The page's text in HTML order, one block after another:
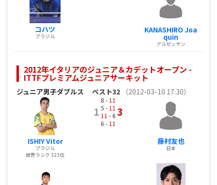
コハツ
ブラジル
KANASHIRO Joa
quin
アルゼンチン
2012年イタリアのジュニア＆カデットオープン -
ITTFプレミアムジュニアサーキット
ジュニア男子ダブルス ベスト32 （2012-03-10 17:30）
ISHIY Vitor
ブラジル
世界ランク 323位
1
8 - 11
5 - 11
11 - 6
6 - 11
3
藤村友也
日本